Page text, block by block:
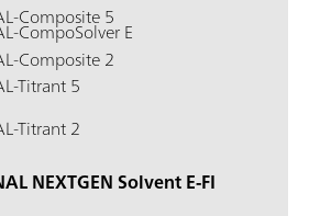
Composite 5
Composite 2
CompoSolver E
Titrant 5
Titrant 2
NEXTGEN Solvent E-FI